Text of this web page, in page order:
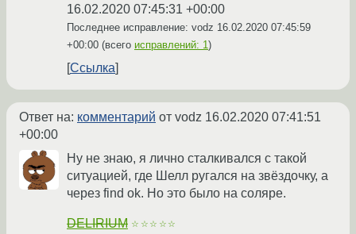
16.02.2020 07:45:31 +00:00
Последнее исправление: vodz 16.02.2020 07:45:59
+00:00 (всего исправлений: 1)
Ссылка
Ответ на: комментарий от vodz 16.02.2020 07:41:51
+00:00
Ну не знаю, я лично сталкивался с такой
ситуацией, где Шелл ругался на звёздочку, а
через find ok. Но это было на соляре.
DELIRIUM ☆☆☆☆☆